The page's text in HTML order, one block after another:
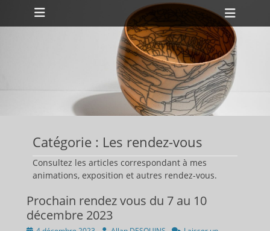
Menu principal
Aller
au
l’en-
tête
Catégorie : Les rendez-vous
Consultez les articles correspondant à mes
animations, exposition et autres rendez-vous.
Prochain rendez vous du 7 au 10
décembre 2023